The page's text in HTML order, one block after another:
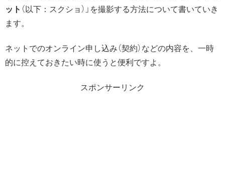
ット （以下：スクショ）」を撮影する方法について書いていき
ます。
ネットでのオンライン申し込み（契約）などの内容を、一時
的に控えておきたい時に使うと便利ですよ。
スポンサーリンク